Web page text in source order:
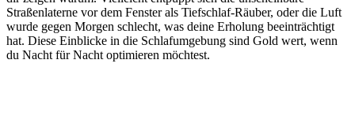
Straßenlaterne vor dem Fenster als Tiefschlaf-Räuber, oder die Luft
wurde gegen Morgen schlecht, was deine Erholung beeinträchtigt
hat. Diese Einblicke in die Schlafumgebung sind Gold wert, wenn
du Nacht für Nacht optimieren möchtest.